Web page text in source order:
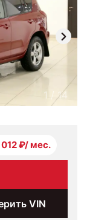
1 / 14
012 ₽/ мес.
VIN